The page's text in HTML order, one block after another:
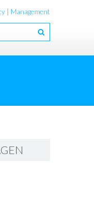
| Management